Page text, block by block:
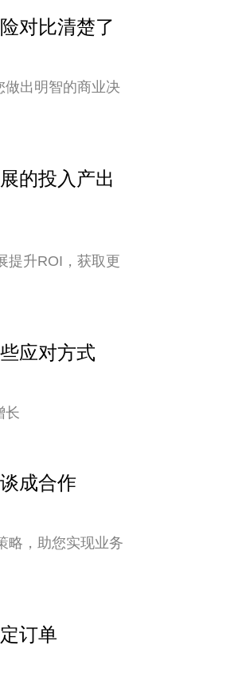
对比清楚了
做出明智的商业决
的投入产出
提升ROI，获取更
应对方式
长
成合作
略，助您实现业务
订单